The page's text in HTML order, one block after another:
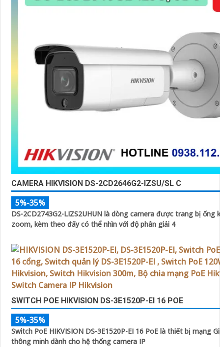
CAMERA HIKVISION DS-2CD2646G2-IZSU/SL C
5%-35%
DS-2CD2743G2-LIZS2UHUN là dòng camera được trang bị ống
zoom, kèm theo đấy có thể nhìn với độ phân giải 4
SWITCH POE HIKVISION DS-3E1520P-EI 16 POE
5%-35%
Switch PoE HIKVISION DS-3E1520P-EI 16 PoE là thiết bị mạng
thông minh dành cho hệ thống camera IP